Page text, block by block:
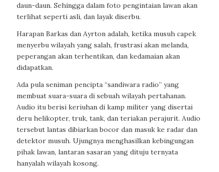
daun-daun. Sehingga dalam foto pengintaian lawan akan
terlihat seperti asli, dan layak diserbu.
Harapan Barkas dan Ayrton adalah, ketika musuh capek
menyerbu wilayah yang salah, frustrasi akan melanda,
peperangan akan terhentikan, dan kedamaian akan
didapatkan.
Ada pula seniman pencipta “sandiwara radio” yang
membuat suara-suara di sebuah wilayah pertahanan.
Audio itu berisi keriuhan di kamp militer yang disertai
deru helikopter, truk, tank, dan teriakan perajurit. Audio
tersebut lantas dibiarkan bocor dan masuk ke radar dan
detektor musuh. Ujungnya menghasilkan kebingungan
pihak lawan, lantaran sasaran yang dituju ternyata
hanyalah wilayah kosong.